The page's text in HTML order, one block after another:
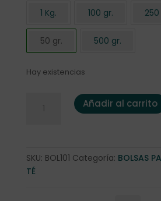
1 Kg.
100 gr.
50 gr. 500 gr.
Hay existencias
Bolsa té negra 50 gr. cantidad
Añadir al carrito
SKU: BOL101 Categoría: BOLSAS
TÉ